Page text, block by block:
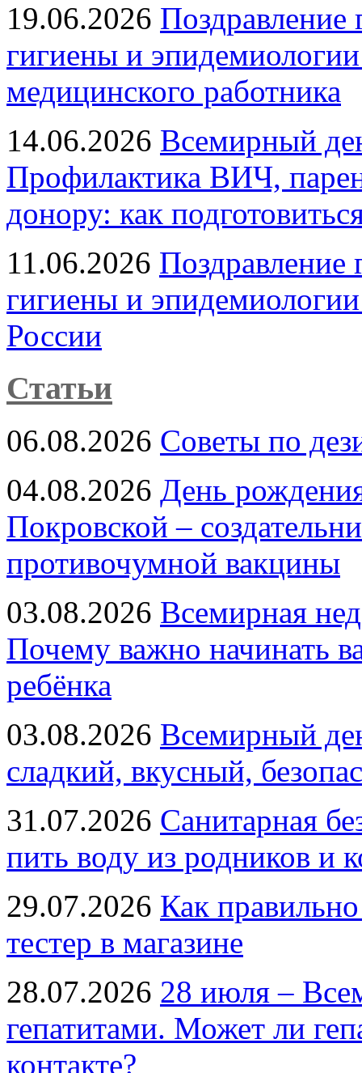
19.06.2026 Поздравление
гигиены и
медицинского работника
14.06.2026 Всемирный
Профилактика ВИЧ,
донору: как
11.06.2026 Поздравление
гигиены и
России
Статьи
06.08.2026 Советы по
04.08.2026 День
Покровской –
противочумной вакцины
03.08.2026 Всемирная
Почему важно начинать
ребёнка
03.08.2026 Всемирный
сладкий, вкусный,
31.07.2026 Санитарная
пить воду из родников и
29.07.2026 Как
тестер в магазине
28.07.2026 28 июля –
гепатитами. Может ли
контакте?